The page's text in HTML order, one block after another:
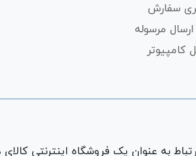
سفارش
مرسوله
کامپیوتر